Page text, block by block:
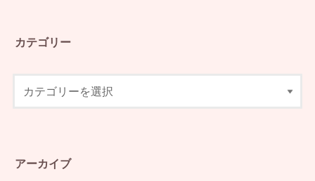
カテゴリー
アーカイブ